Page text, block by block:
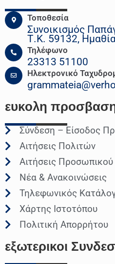
Τοποθεσία
Συνοικισμός
Τ.Κ. 59132,
Τηλέφωνο
23313 51100
Ηλεκτρονικό
ευκολη
Σύνδεση – Είσοδος
Αιτήσεις Πολιτών
Αιτήσεις Προσωπικού
Νέα & Ανακοινώσεις
Τηλεφωνικός
Χάρτης Ιστοτόπου
Πολιτική Απορρήτου
εξωτερικοι